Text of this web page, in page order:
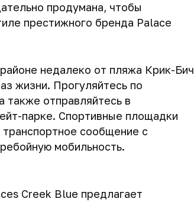
продумана, чтобы
престижного бренда Palace
недалеко от пляжа Крик-Бич
жизни. Прогуляйтесь по
также отправляйтесь в
парке. Спортивные площадки
сообщение с
мобильность.
Creek Blue предлагает